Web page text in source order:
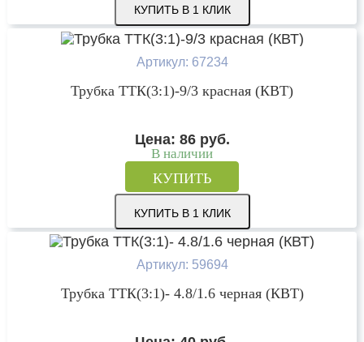
КУПИТЬ В 1 КЛИК
Артикул: 67234
Трубка ТТК(3:1)-9/3 красная (КВТ)
Цена: 86руб.
В наличии
КУПИТЬ
КУПИТЬ В 1 КЛИК
Артикул: 59694
Трубка ТТК(3:1)- 4.8/1.6 черная (КВТ)